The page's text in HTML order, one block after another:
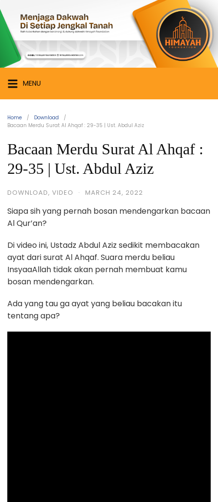
to
content
Himayah
Foundation
Menjaga
Dakwah
di
Setiap
Jengkal
MENU
Home
Download
Bacaan Merdu Surat Al Ahqaf : 29-35 | Ust. Abdul Aziz
Bacaan Merdu Surat Al Ahqaf :
29-35 | Ust. Abdul Aziz
DOWNLOAD, VIDEO · MARCH 24, 2022
Siapa sih yang pernah bosan mendengarkan bacaan
Al Qur’an?
Di video ini, Ustadz Abdul Aziz sedikit membacakan
ayat dari surat Al Ahqaf. Suara merdu beliau
InsyaaAllah tidak akan pernah membuat kamu
bosan mendengarkan.
Ada yang tau ga ayat yang beliau bacakan itu
tentang apa?